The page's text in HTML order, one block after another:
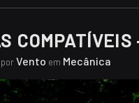
Vento em Mecânica